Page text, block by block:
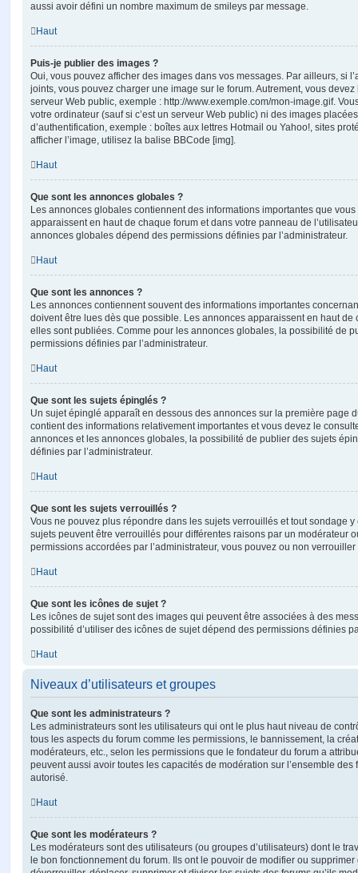
aussi avoir défini un nombre maximum de smileys par message.
Haut
Puis-je publier des images ?
Oui, vous pouvez afficher des images dans vos messages. Par ailleurs, si
joints, vous pouvez charger une image sur le forum. Autrement, vous
serveur Web public, exemple : http://www.exemple.com/mon-image.gif.
votre ordinateur (sauf si c’est un serveur Web public) ni des images
d’authentification, exemple : boîtes aux lettres Hotmail ou Yahoo!, sites
afficher l’image, utilisez la balise BBCode [img].
Haut
Que sont les annonces globales ?
Les annonces globales contiennent des informations importantes que
apparaissent en haut de chaque forum et dans votre panneau de
annonces globales dépend des permissions définies par l’administrateur.
Haut
Que sont les annonces ?
Les annonces contiennent souvent des informations importantes
doivent être lues dès que possible. Les annonces apparaissent en haut
elles sont publiées. Comme pour les annonces globales, la possibilité de
permissions définies par l’administrateur.
Haut
Que sont les sujets épinglés ?
Un sujet épinglé apparaît en dessous des annonces sur la première page
contient des informations relativement importantes et vous devez le
annonces et les annonces globales, la possibilité de publier des sujets
définies par l’administrateur.
Haut
Que sont les sujets verrouillés ?
Vous ne pouvez plus répondre dans les sujets verrouillés et tout sondage
sujets peuvent être verrouillés pour différentes raisons par un modérateur
permissions accordées par l’administrateur, vous pouvez ou non
Haut
Que sont les icônes de sujet ?
Les icônes de sujet sont des images qui peuvent être associées à des
possibilité d’utiliser des icônes de sujet dépend des permissions définies
Haut
Niveaux d’utilisateurs et groupes
Que sont les administrateurs ?
Les administrateurs sont les utilisateurs qui ont le plus haut niveau de
tous les aspects du forum comme les permissions, le bannissement, la
modérateurs, etc., selon les permissions que le fondateur du forum a
peuvent aussi avoir toutes les capacités de modération sur l’ensemble
autorisé.
Haut
Que sont les modérateurs ?
Les modérateurs sont des utilisateurs (ou groupes d’utilisateurs) dont le
le bon fonctionnement du forum. Ils ont le pouvoir de modifier ou